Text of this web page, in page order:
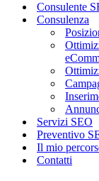
Consulente
Consulenza
Servizi SEO
Preventivo
Il mio
Contatti